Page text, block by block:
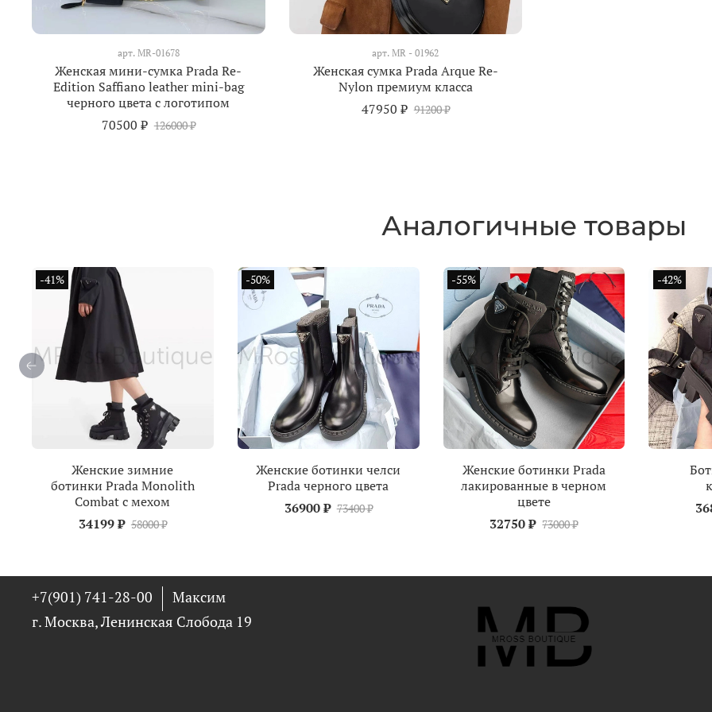
арт. MR-01678
Женская мини-сумка Prada Re-
Edition Saffiano leather mini-bag
черного цвета с логотипом
70500 ₽ 126000 ₽
арт.MR - 01962
Женская сумка Prada Arque Re-
Nylon премиум класса
47950 ₽ 91200 ₽
Аналогичные товары
-41%
Женские зимние
ботинки Prada Monolith
Combat с мехом
34199 ₽ 58000 ₽
-50%
Женские ботинки челси
Prada черного цвета
36900 ₽ 73400 ₽
-55%
Женские ботинки Prada
лакированные в черном
цвете
32750 ₽ 73000 ₽
-42%
+7(901) 741-28-00
Максим
г. Москва, Ленинская Слобода 19